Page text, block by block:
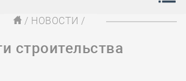
/ НОВОСТИ /
строительства